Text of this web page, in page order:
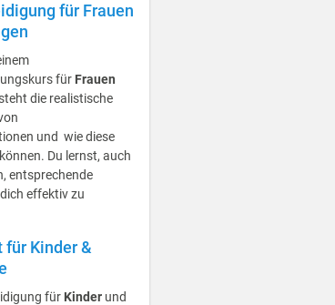
für Frauen
für Frauen
die realistische
und wie diese
Du lernst, auch
entsprechende
effektiv zu
für Kinder &
für Kinder und